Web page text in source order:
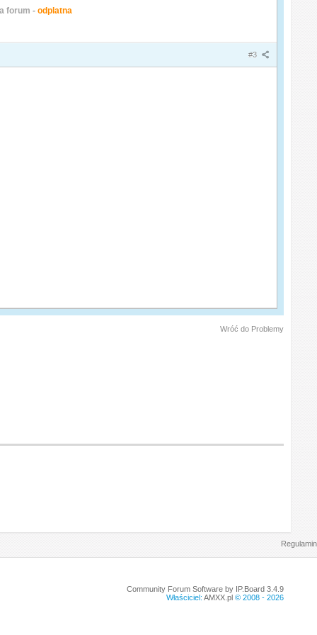
forum -odplatna
#3
Wróć do Problemy
Regulamin
Community Forum Software by IP.Board 3.4.9
Właściciel: AMXX.pl© 2008 - 2026